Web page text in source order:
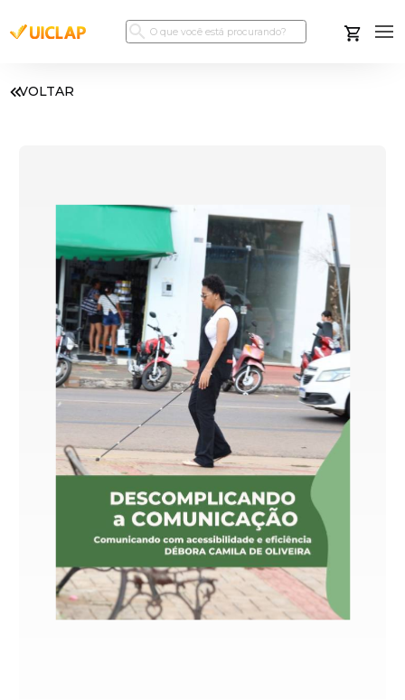
VOLTAR